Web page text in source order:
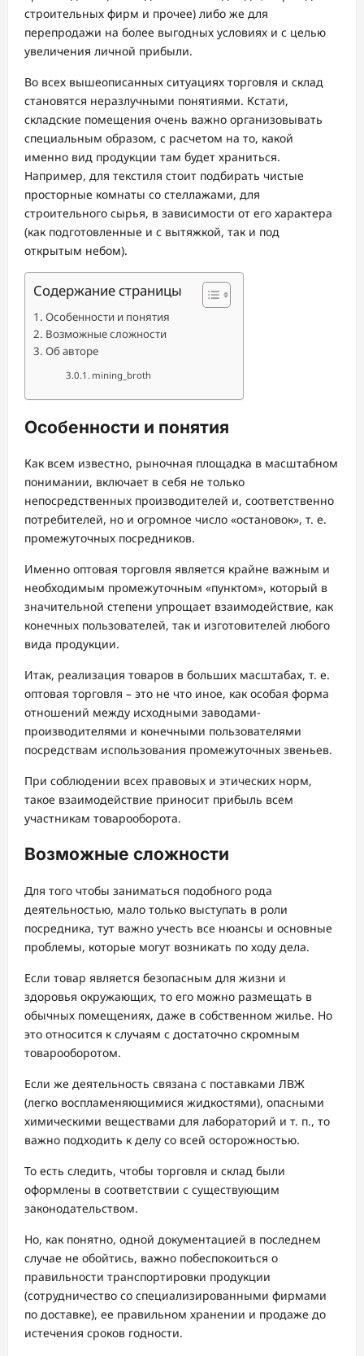
строительных фирм и прочее) либо же для
перепродажи на более выгодных условиях и с целью
увеличения личной прибыли.
Во всех вышеописанных ситуациях торговля и склад
становятся неразлучными понятиями. Кстати,
складские помещения очень важно организовывать
специальным образом, с расчетом на то, какой
именно вид продукции там будет храниться.
Например, для текстиля стоит подбирать чистые
просторные комнаты со стеллажами, для
строительного сырья, в зависимости от его характера
(как подготовленные и с вытяжкой, так и под
открытым небом).
Содержание страницы
Особенности и понятия
Возможные сложности
Об авторе
mining_broth
Особенности и понятия
Как всем известно, рыночная площадка в масштабном
понимании, включает в себя не только
непосредственных производителей и, соответственно
потребителей, но и огромное число «остановок», т. е.
промежуточных посредников.
Именно оптовая торговля является крайне важным и
необходимым промежуточным «пунктом», который в
значительной степени упрощает взаимодействие, как
конечных пользователей, так и изготовителей любого
вида продукции.
Итак, реализация товаров в больших масштабах, т. е.
оптовая торговля – это не что иное, как особая форма
отношений между исходными заводами-
производителями и конечными пользователями
посредствам использования промежуточных звеньев.
При соблюдении всех правовых и этических норм,
такое взаимодействие приносит прибыль всем
участникам товарооборота.
Возможные сложности
Для того чтобы заниматься подобного рода
деятельностью, мало только выступать в роли
посредника, тут важно учесть все нюансы и основные
проблемы, которые могут возникать по ходу дела.
Если товар является безопасным для жизни и
здоровья окружающих, то его можно размещать в
обычных помещениях, даже в собственном жилье. Но
это относится к случаям с достаточно скромным
товарооборотом.
Если же деятельность связана с поставками ЛВЖ
(легко воспламеняющимися жидкостями), опасными
химическими веществами для лабораторий и т. п., то
важно подходить к делу со всей осторожностью.
То есть следить, чтобы торговля и склад были
оформлены в соответствии с существующим
законодательством.
Но, как понятно, одной документацией в последнем
случае не обойтись, важно побеспокоиться о
правильности транспортировки продукции
(сотрудничество со специализированными фирмами
по доставке), ее правильном хранении и продаже до
истечения сроков годности.